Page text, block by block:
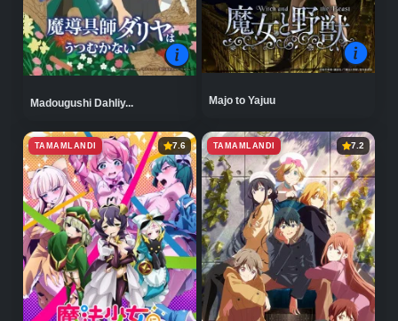
Madougushi Dahliy... Majo to Yajuu
TAMAMLANDI 7.6 TAMAMLANDI 7.2